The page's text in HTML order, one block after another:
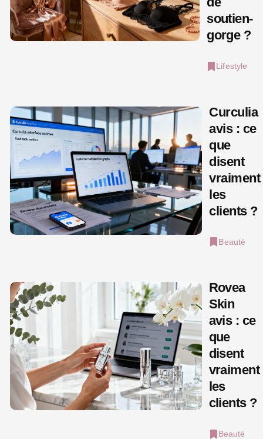
soutien-
gorge ?
Lifestyle
Curculia
avis : ce
que
disent
vraiment
les
clients ?
Beauté
Rovea
Skin
avis : ce
que
disent
vraiment
les
clients ?
Beauté